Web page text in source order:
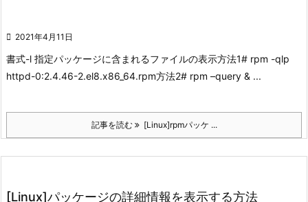
 2021年4月11日
書式-l 指定パッケージに含まれるファイルの表示方法1# rpm -qlp
httpd-0:2.4.46-2.el8.x86_64.rpm方法2# rpm –query & ...
記事を読む [Linux]rpmパッケ ...
[Linux]パッケージの詳細情報を表示する方法